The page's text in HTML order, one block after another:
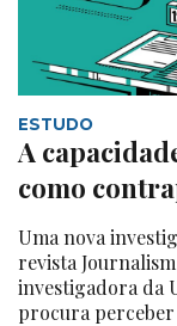
ESTUDO
A
como
Uma nova
revista
investigadora da
procura perceber